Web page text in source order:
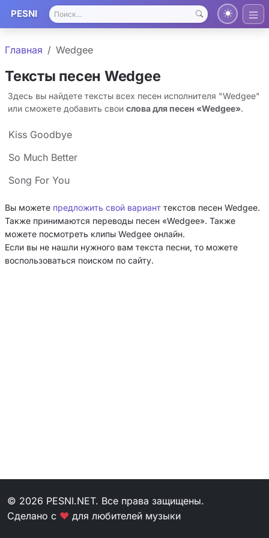
PESNI
Главная Wedgee
Тексты песен Wedgee
Здесь вы найдете тексты всех песен исполнителя "Wedgee"
или сможете добавить свои слова для песен «Wedgee».
Kiss Goodbye
So Much Better
Song For You
Вы можете предложить свой вариант текстов песен Wedgee.
Также принимаются переводы песен «Wedgee». Также
можете посмотреть клипы Wedgee онлайн.
Если вы не нашли нужного вам текста песни, то можете
воспользоваться поиском по сайту.
© 2026 PESNI.NET. Все права защищены.
Сделано с ❤ для любителей музыки